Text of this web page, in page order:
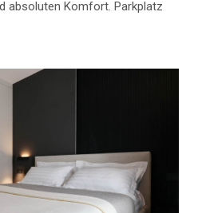
absoluten Komfort. Parkplatz